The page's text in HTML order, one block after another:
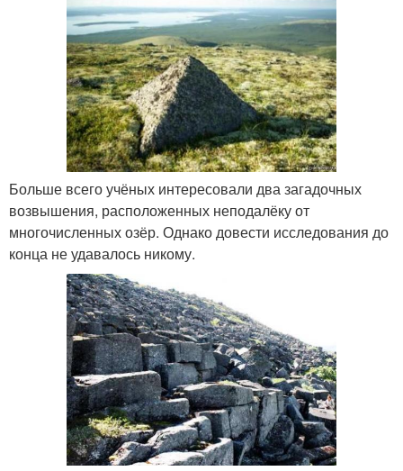
Больше всего учёных интересовали два загадочных
возвышения, расположенных неподалёку от
многочисленных озёр. Однако довести исследования до
конца не удавалось никому.